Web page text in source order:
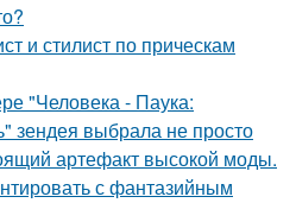
и стилист по прическам
"Человека - Паука:
выбрала не просто
артефакт высокой моды.
с фантазийным